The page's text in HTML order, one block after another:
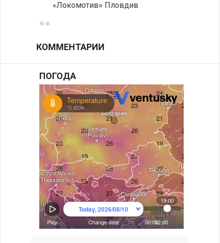
«Локомотив» Пловдив
КОММЕНТАРИИ
ПОГОДА